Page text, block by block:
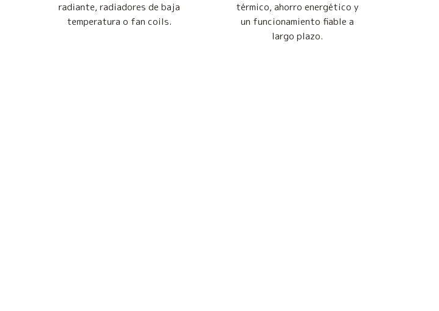
radiante, radiadores de baja
temperatura o fan coils.
térmico, ahorro energético y
un funcionamiento fiable a
largo plazo.